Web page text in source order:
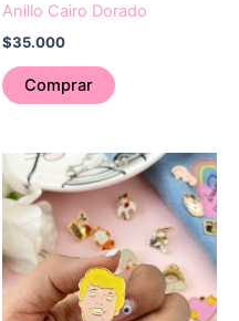
Anillo Cairo Dorado
$35.000
Comprar